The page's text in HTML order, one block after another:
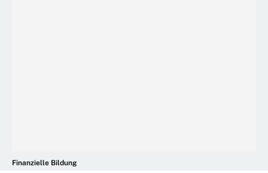
Finanzielle Bildung